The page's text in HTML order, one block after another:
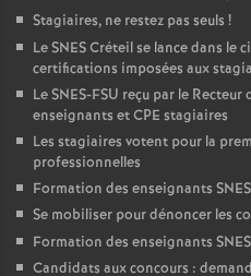
Stagiaires, ne restez pas seuls !
LeSNESCréteil se lance dans le
certifications imposées aux
LeSNES-FSU reçu par le
enseignants etCPE stagiaires
Les stagiaires votent pour la
professionnelles
Formation des enseignants SNES
Se mobiliser pour dénoncer les
Formation des enseignants SNES
Candidats aux concours :